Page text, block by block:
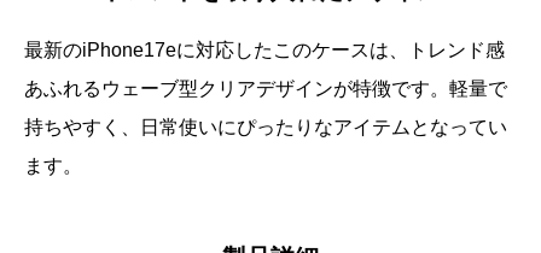
最新のiPhone17eに対応したこのケースは、トレンド感
あふれるウェーブ型クリアデザインが特徴です。軽量で
持ちやすく、日常使いにぴったりなアイテムとなってい
ます。